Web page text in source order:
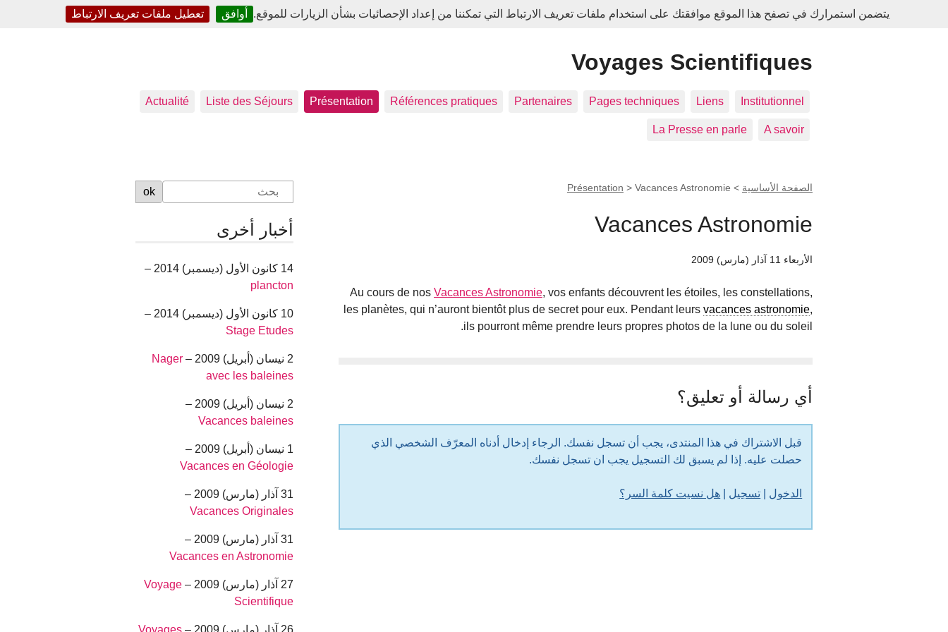
يتضمن استمرارك في تصفح هذا الموقع موافقتك على استخدام ملفات تعريف الارتباط التي تمكننا من إعداد الإحصائيات بشأن الزيارات للموقع. أوافق تعطيل ملفات تعريف الارتباط
Voyages Scientifiques
Institutionnel
Liens
Pages techniques
Partenaires
Références pratiques
Présentation
Liste des Séjours
Actualité
A savoir
La Presse en parle
الصفحة الأساسية >
Présentation > Vacances Astronomie
Vacances Astronomie
الأربعاء 11 آذار (مارس) 2009
Au cours de nos Vacances Astronomie, vos enfants découvrent les étoiles, les constellations,
les planètes, qui n’auront bientôt plus de secret pour eux. Pendant leurs vacances astronomie,
ils pourront même prendre leurs propres photos de la lune ou du soleil.
أي رسالة أو تعليق؟
قبل الاشتراك في هذا المنتدى، يجب أن تسجل نفسك. الرجاء إدخال أدناه المعرّف الشخصي الذي
حصلت عليه. إذا لم يسبق لك التسجيل يجب ان تسجل نفسك.
الدخول تسجيل هل نسيت كلمة السر؟
أخبار أخرى
14 كانون الأول (ديسمبر) 2014 –
plancton
10 كانون الأول (ديسمبر) 2014 –
Stage Etudes
2 نيسان (أبريل) 2009 –
Nager
avec les baleines
2 نيسان (أبريل) 2009 –
Vacances baleines
1 نيسان (أبريل) 2009 –
Vacances en Géologie
31 آذار (مارس) 2009 –
Vacances Originales
31 آذار (مارس) 2009 –
Vacances en Astronomie
27 آذار (مارس) 2009 –
Voyage
Scientifique